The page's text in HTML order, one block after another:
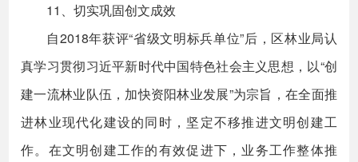
11、切实巩固创文成效
自2018年获评“省级文明标兵单位”后，区林业局认
真学习贯彻习近平新时代中国特色社会主义思想，以“创
建一流林业队伍，加快资阳林业发展”为宗旨，在全面推
进林业现代化建设的同时，坚定不移推进文明创建工
作。在文明创建工作的有效促进下，业务工作整体推